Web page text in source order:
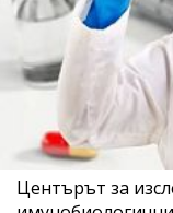
Центърът за